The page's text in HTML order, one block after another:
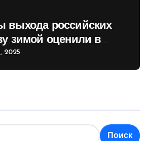
выхода российских
зимой оценили в
2025
Поиск